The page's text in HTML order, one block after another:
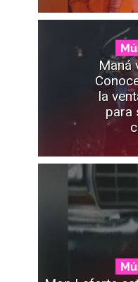
Maná
la
para